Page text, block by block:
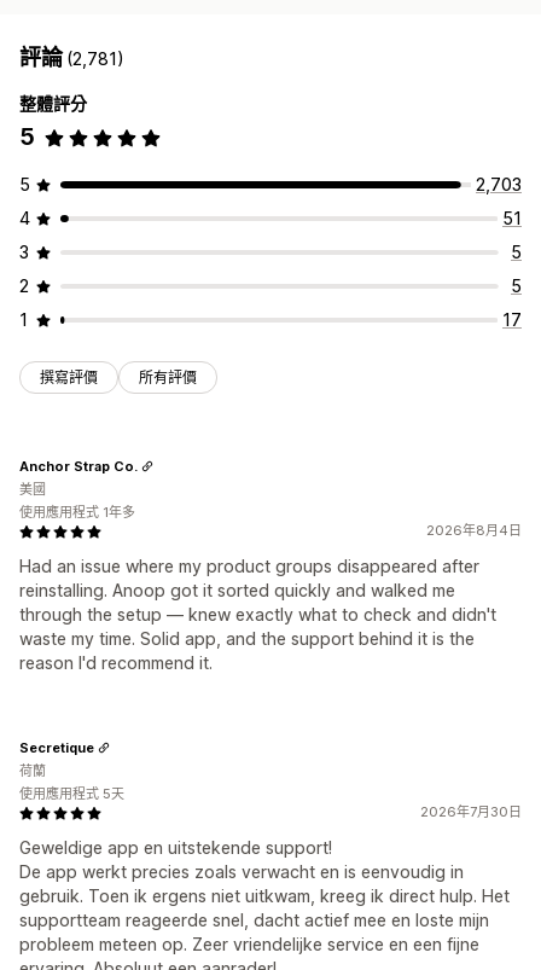
評論(2,781)
整體評分
5
5
2,703
4
51
3
5
2
5
1
17
撰寫評價 所有評價
2026年8月4日
Had an issue where my product groups disappeared after
reinstalling. Anoop got it sorted quickly and walked me
through the setup — knew exactly what to check and didn't
waste my time. Solid app, and the support behind it is the
reason I'd recommend it.
Anchor Strap Co.
美國
使用應用程式 1年多
2026年7月30日
Geweldige app en uitstekende support!
De app werkt precies zoals verwacht en is eenvoudig in
gebruik. Toen ik ergens niet uitkwam, kreeg ik direct hulp. Het
supportteam reageerde snel, dacht actief mee en loste mijn
probleem meteen op. Zeer vriendelijke service en een fijne
Secretique
荷蘭
使用應用程式 5天